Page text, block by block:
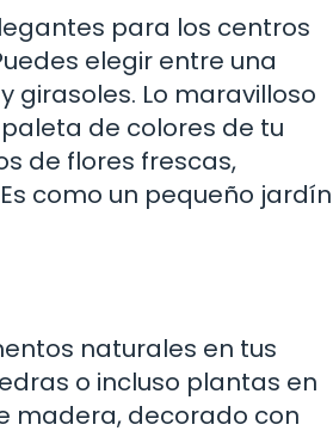
para los centros
elegir entre una
girasoles. Lo maravilloso
de colores de tu
de flores frescas,
como un pequeño jardín
naturales en tus
o incluso plantas en
madera, decorado con